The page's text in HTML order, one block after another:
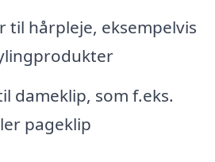
til hårpleje, eksempelvis
dameklip, som f.eks.
pageklip